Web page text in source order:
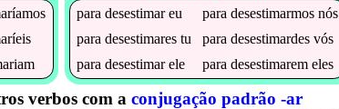
paradesestimareu paradesestimarmos nós
paradesestimares tu paradesestimardes vós
paradesestimarele paradesestimarem eles
verbos com a conjugação padrão -ar